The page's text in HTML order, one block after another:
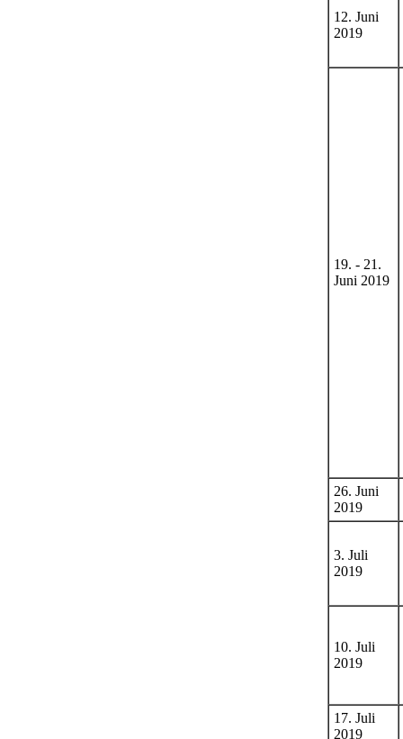
12. Juni
2019
19. - 21.
Juni 2019
26. Juni
2019
3. Juli
2019
10. Juli
2019
17. Juli
2019